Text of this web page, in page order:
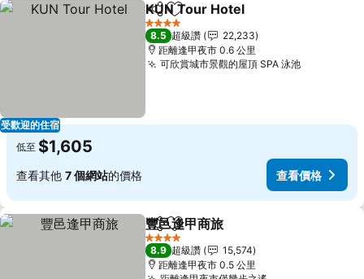
受歡迎的住宿
分享 加入我的最愛
KUN Tour Hotel
4 星級
8.5 超級讚
22,233
距離逢甲夜市 0.6 公里
可欣賞城市景觀的屋頂 SPA 泳池查看價格
低至 $1,605
查看其他 7 個網站的價格 查看價格
分享 加入我的最愛
豐邑逢甲商旅
4 星級
8.9 超級讚
15,574
距離逢甲夜市 0.5 公里